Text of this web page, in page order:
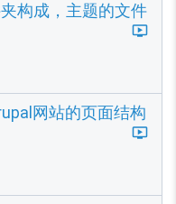
构成，主题的文件
网站的页面结构